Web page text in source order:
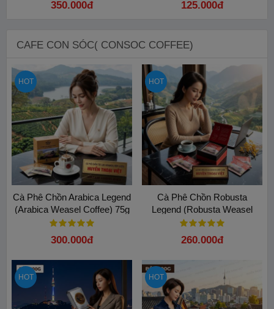
350.000đ 125.000đ
CAFE CON SÓC( CONSOC COFFEE)
HOT
Cà Phê Chồn Arabica Legend
(Arabica Weasel Coffee) 75g
(Phin Giấy) – Vị Ngọt Béo Tự
Nhiên
300.000đ
HOT
Cà Phê Chồn Robusta
Legend (Robusta Weasel
Coffee) 75g (Phin Giấy) 5 gói
cao cấp
260.000đ
HOT HOT